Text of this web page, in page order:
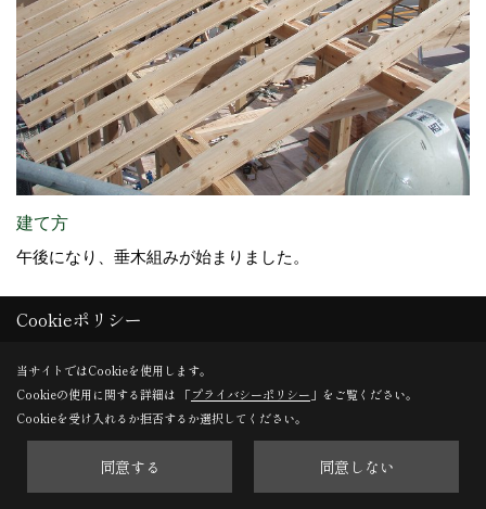
建て方
午後になり、垂木組みが始まりました。
Cookieポリシー
当サイトではCookieを使用します。
Cookieの使用に関する詳細は 「プライバシーポリシー 」をご覧ください。
Cookieを受け入れるか拒否するか選択してください。
同意する 同意しない